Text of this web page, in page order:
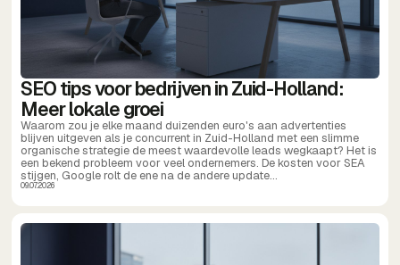
SEO tips voor bedrijven in Zuid-Holland:
Meer lokale groei
Waarom zou je elke maand duizenden euro's aan advertenties
blijven uitgeven als je concurrent in Zuid-Holland met een slimme
organische strategie de meest waardevolle leads wegkaapt? Het is
een bekend probleem voor veel ondernemers. De kosten voor SEA
stijgen, Google rolt de ene na de andere update...
09.07.2026